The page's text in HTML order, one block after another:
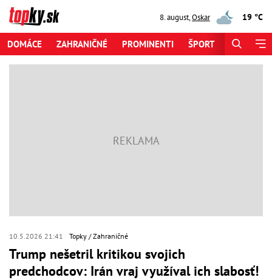
8. august,Oskar 19 °C
DOMÁCE ZAHRANIČNÉ PROMINENTI ŠPORT
10.5.2026 21:41 Topky Zahraničné
Trump nešetril kritikou svojich
predchodcov: Irán vraj využíval ich slabosť!